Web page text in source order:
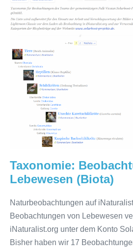
Beobachtung
–
(Biota)
Taxonomie:
Lebewesen (Biota)
Naturbeobachtungen auf
Beobachtungen von Lebewesen
iNaturalist.org unter dem Konto
Bisher haben wir 17